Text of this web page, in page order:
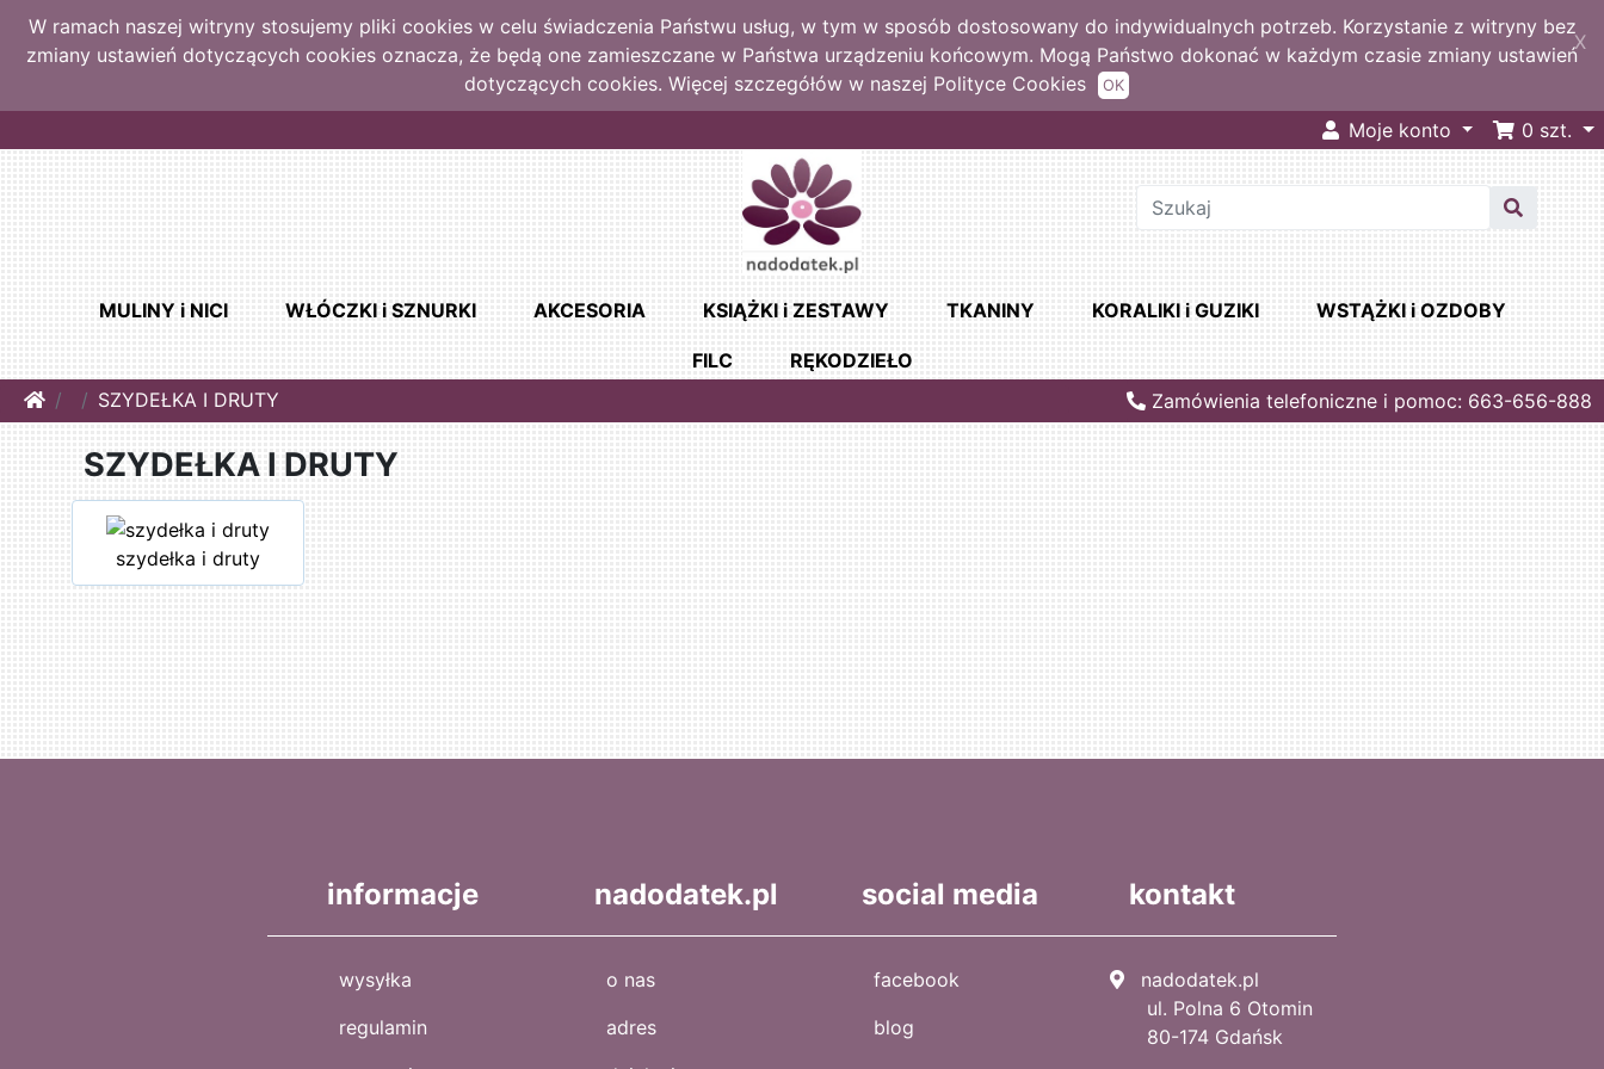
W ramach naszej witryny stosujemy pliki cookies w celu świadczenia Państwu usług, w tym w sposób dostosowany do indywidualnych potrzeb. Korzystanie z witryny bez
zmiany ustawień dotyczących cookies oznacza, że będą one zamieszczane w Państwa urządzeniu końcowym. Mogą Państwo dokonać w każdym czasie zmiany ustawień
dotyczących cookies. Więcej szczegółów w naszej Polityce Cookies
X
OK
Moje konto 0 szt.
MULINY i NICI WŁÓCZKI i SZNURKI AKCESORIA KSIĄŻKI i ZESTAWY TKANINY KORALIKI i GUZIKI WSTĄŻKI i OZDOBY
FILC
RĘKODZIEŁO
Home SZYDEŁKA I DRUTY Zamówienia telefoniczne i pomoc: 663-656-888
SZYDEŁKA I DRUTY
szydełka i druty
informacje
wysyłka
regulamin
nadodatek.pl
o nas
adres
social media
facebook
blog
kontakt
nadodatek.pl
ul. Polna 6 Otomin
80-174 Gdańsk